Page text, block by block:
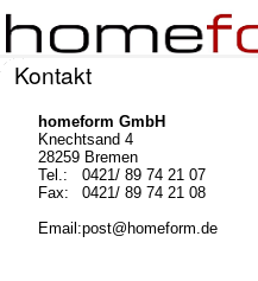
Kontakt
homeform GmbH
Knechtsand 4
28259 Bremen
Tel.:
0421/ 89 74 21 07
Fax:
0421/ 89 74 21 08
Email:post@homeform.de